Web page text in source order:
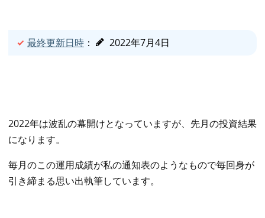
最終更新日時 ： 2022年7月4日
2022年は波乱の幕開けとなっていますが、先月の投資結果
になります。
毎月のこの運用成績が私の通知表のようなもので毎回身が
引き締まる思い出執筆しています。